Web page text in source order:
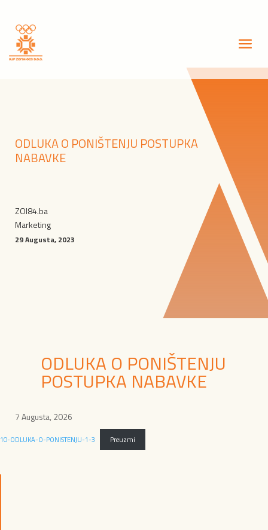
ODLUKA O PONIŠTENJU POSTUPKA
NABAVKE
ZOI84.ba
Marketing
29 Augusta, 2023
ODLUKA O PONIŠTENJU
POSTUPKA NABAVKE
7 Augusta, 2026
10-ODLUKA-O-PONISTENJU-1-3 Preuzmi